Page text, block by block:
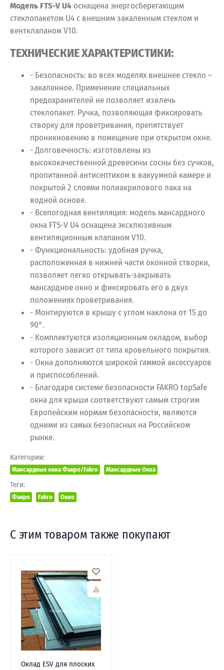
Модель FTS-V U4 оснащена энергосберегающим
стеклопакетом U4 с внешним закаленным стеклом и
вентклапаном V10.
ТЕХНИЧЕСКИЕ ХАРАКТЕРИСТИКИ:
- Безопасность: во всех моделях внешнее стекло –
закаленное. Применение специальных
предохранителей не позволяет извлечь
стеклопакет. Ручка, позволяющая фиксировать
створку для проветривания, препятствует
проникновению в помещение при открытом окне.
- Долговечность: изготовлены из
высококачественной древесины сосны без сучков,
пропитанной антисептиком в вакуумной камере и
покрытой 2 слоями полиакрилового лака на
водной основе.
- Всепогодная вентиляция: модель мансардного
окна FTS-V U4 оснащена эксклюзивным
вентиляционным клапаном V10.
- Функциональность: удобная ручка,
расположенная в нижней части оконной створки,
позволяет легко открывать-закрывать
мансардное окно и фиксировать его в двух
положениях проветривания.
- Монтируются в крышу с углом наклона от 15 до
90°.
- Комплектуются изоляционным окладом, выбор
которого зависит от типа кровельного покрытия.
- Окна дополняются широкой гаммой аксессуаров
и приспособлений.
- Благодаря системе безопасности FAKRO topSafe
окна для крыши соответствуют самым строгим
Европейским нормам безопасности, являются
одними из самых безопасных на Российском
рынке.
Категории:
Мансардные окна Факро/Fakro Мансардные Окна
Теги:
Факро Fakro Окно
С этим товаром также покупают
Оклад ESV для плоских